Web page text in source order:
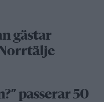
gästar
passerar 50